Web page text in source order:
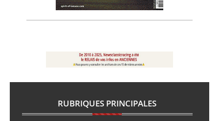
RUBRIQUES PRINCIPALES